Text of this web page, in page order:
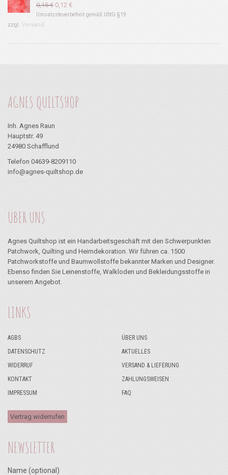
0,15€ Ursprünglicher
Preis
0,12 €Aktueller
Preis
Umsatzsteuerbefreit gemäß UStG §19
zzgl. Versand
AGNES QUILTSHOP
Inh. Agnes Raun
Hauptstr. 49
24980 Schafflund
Telefon 04639-8209110
info@agnes-quiltshop.de
ÜBER UNS
Agnes Quiltshop ist ein Handarbeitsgeschäft mit den Schwerpunkten
Patchwork, Quilting und Heimdekoration. Wir führen ca. 1500
Patchworkstoffe und Baumwollstoffe bekannter Marken und Designer.
Ebenso finden Sie Leinenstoffe, Walkloden und Bekleidungsstoffe in
unserem Angebot.
LINKS
AGBS
DATENSCHUTZ
WIDERRUF
KONTAKT
IMPRESSUM
ÜBER UNS
AKTUELLES
VERSAND & LIEFERUNG
ZAHLUNGSWEISEN
FAQ
Vertrag widerrufen
NEWSLETTER
Name (optional)